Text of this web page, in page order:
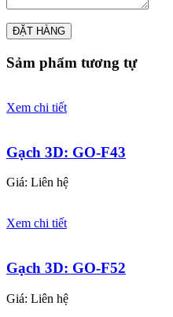
ĐẶT HÀNG
Sảm phẩm tương tự
Xem chi tiết
Gạch 3D: GO-F43
Giá: Liên hệ
Xem chi tiết
Gạch 3D: GO-F52
Giá: Liên hệ